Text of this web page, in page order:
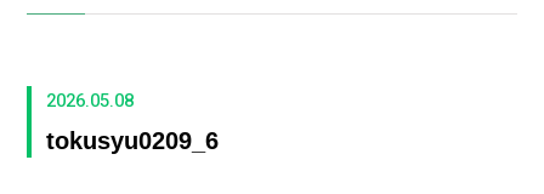
2026.05.08
tokusyu0209_6